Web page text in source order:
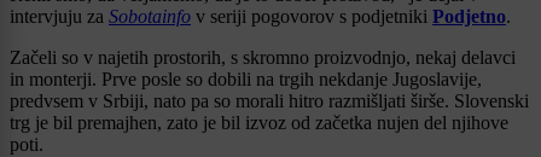
intervjuju za Sobotainfo v seriji pogovorov s podjetniki Podjetno.
Začeli so v najetih prostorih, s skromno proizvodnjo, nekaj delavci
in monterji. Prve posle so dobili na trgih nekdanje Jugoslavije,
predvsem v Srbiji, nato pa so morali hitro razmišljati širše. Slovenski
trg je bil premajhen, zato je bil izvoz od začetka nujen del njihove
poti.